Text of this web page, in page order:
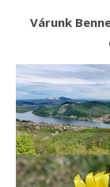
Várunk